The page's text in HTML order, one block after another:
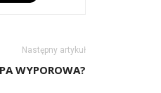
Następny artykuł
WYPOROWA?